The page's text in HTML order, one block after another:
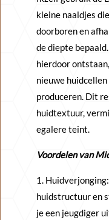
kleine naaldjes
doorboren en
de diepte
hierdoor
nieuwe
produceren. Dit
huidtextuur,
egalere teint.
Voordelen van
1.
huidstructuur en
je een jeugdiger